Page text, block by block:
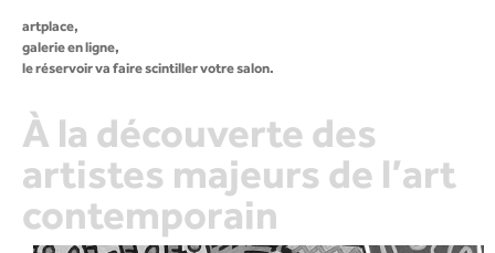
artplace,
galerie en ligne,
le réservoir va faire scintiller votre salon.
À la découverte des
artistes majeurs de l’art
contemporain